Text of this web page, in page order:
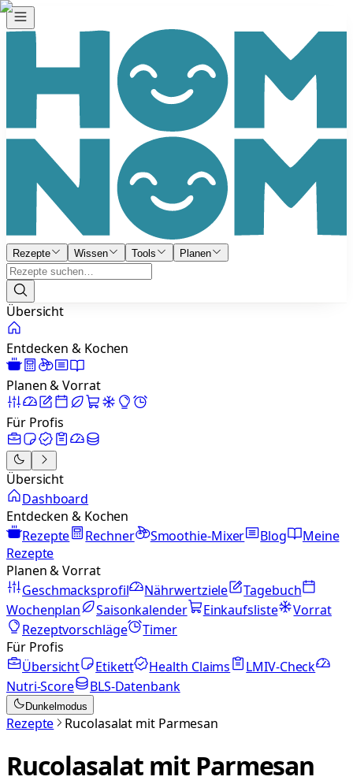
Rezepte Wissen Tools Planen
Übersicht
Entdecken & Kochen
Planen & Vorrat
Für Profis
Übersicht
Dashboard
Entdecken & Kochen
Rezepte
Rechner Smoothie-Mixer Blog
Meine
Rezepte
Planen & Vorrat
Geschmacksprofil
Nährwertziele
Tagebuch
Wochenplan
Saisonkalender Einkaufsliste
Vorrat
Rezeptvorschläge
Timer
Für Profis
Übersicht
Etikett Health Claims
LMIV-Check
Nutri-Score
BLS-Datenbank
Dunkelmodus
Rezepte Rucolasalat mit Parmesan
Rucolasalat mit Parmesan